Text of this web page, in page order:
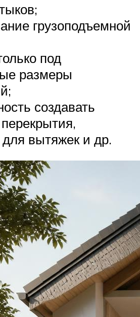
грузоподъемной
под
размеры
создавать
для вытяжек и др.